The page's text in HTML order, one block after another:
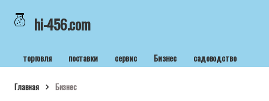
hi-456.com
торговля поставки сервис Бизнес садоводство
Главная Бизнес